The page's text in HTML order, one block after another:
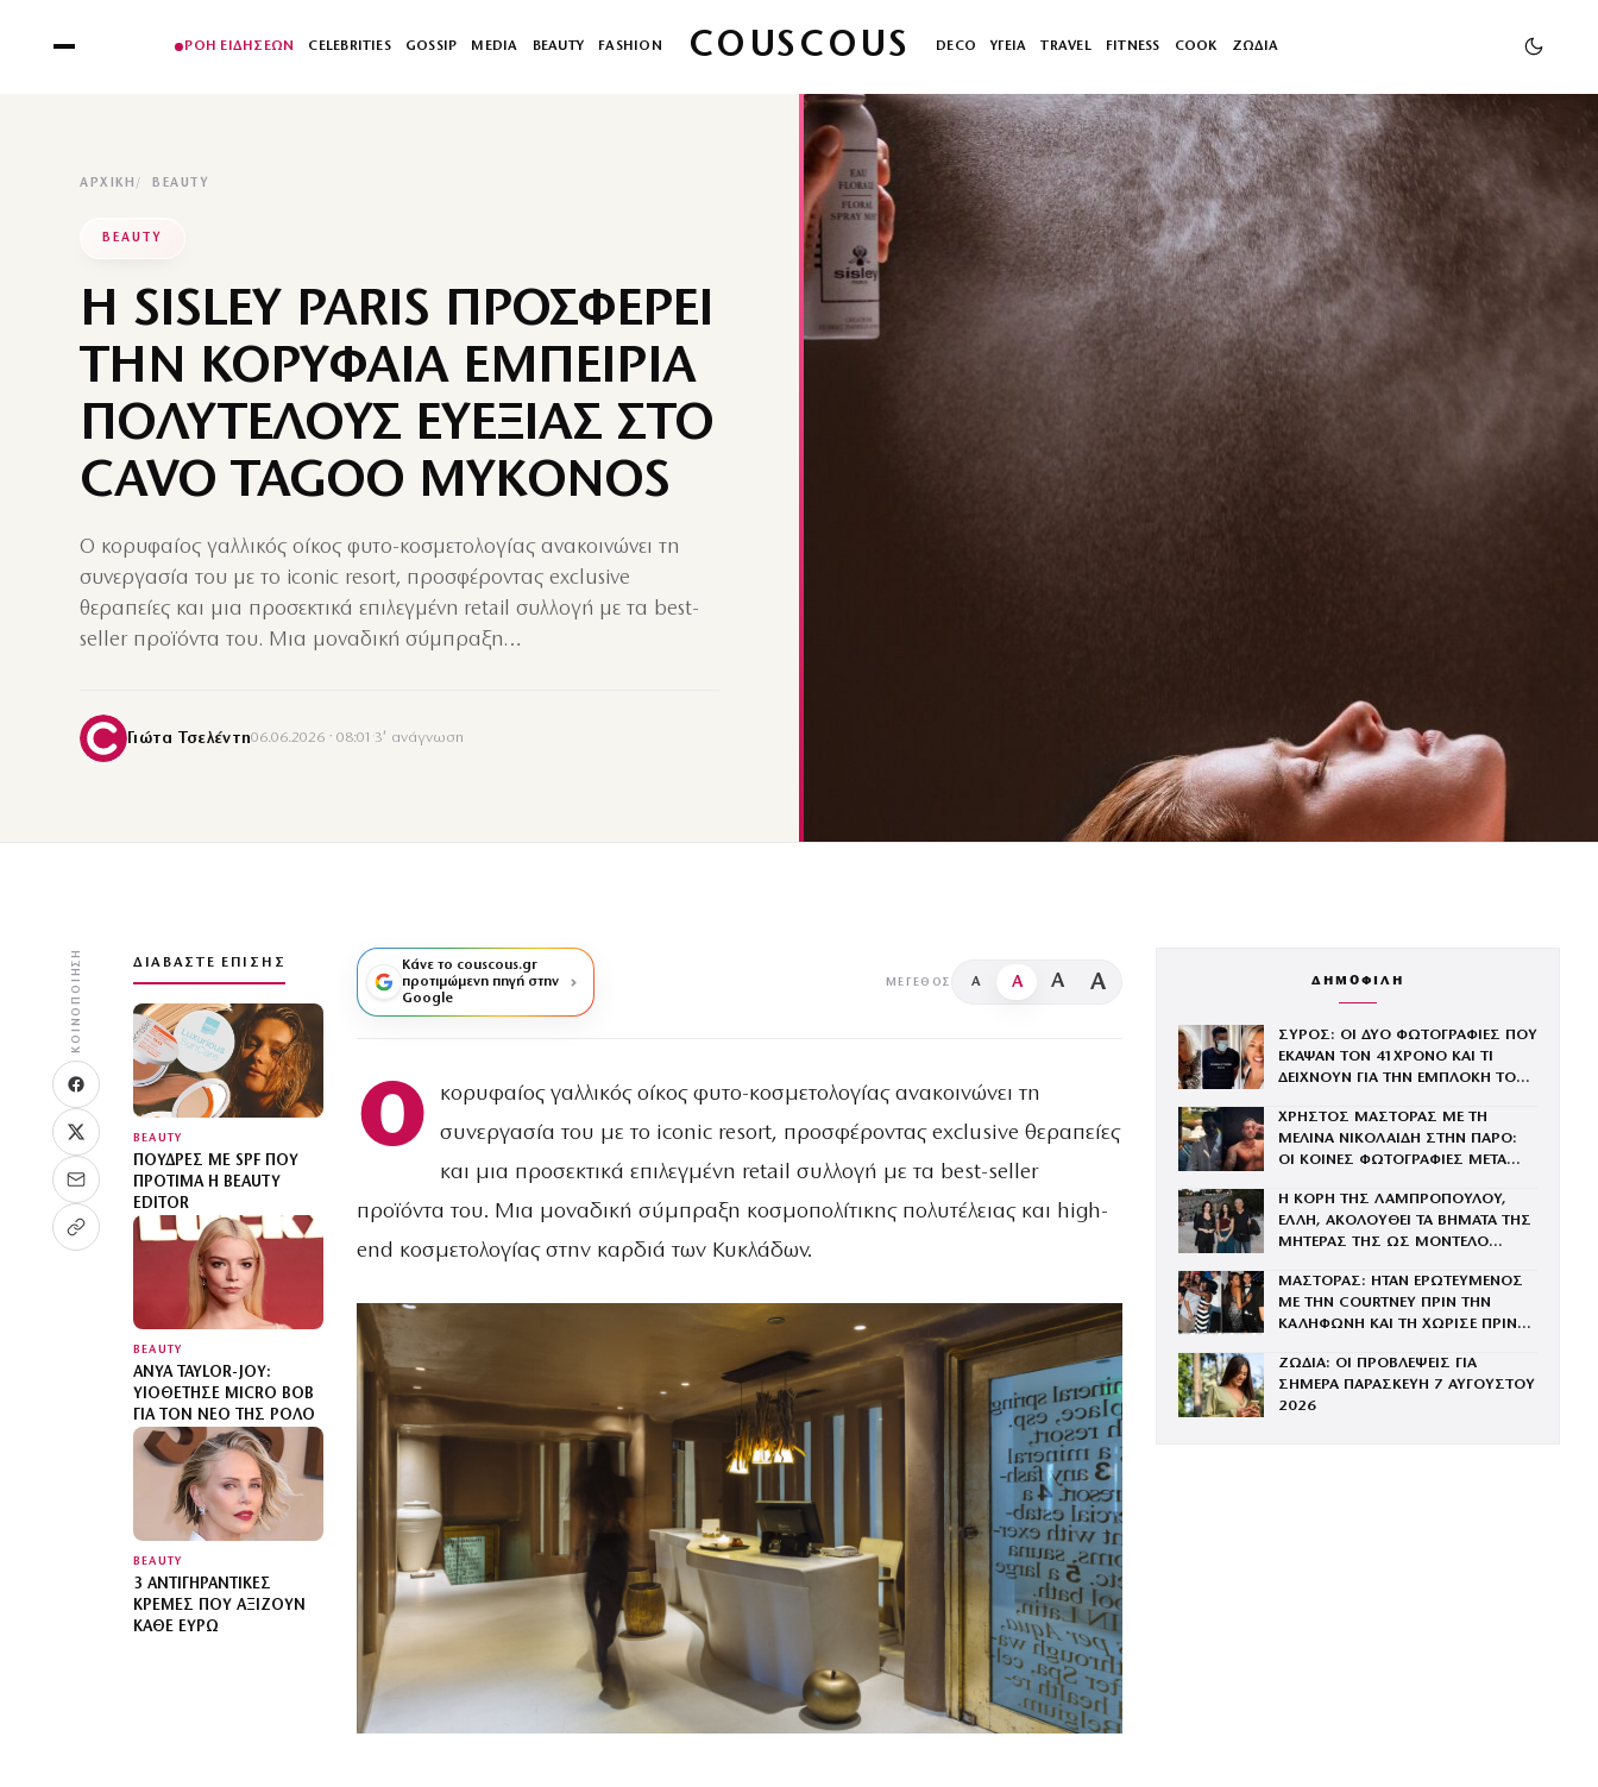
ΡΟΗ ΕΙΔΗΣΕΩΝ CELEBRITIES GOSSIP MEDIA BEAUTY FASHION COUSCOUS DECO ΥΓΕΙΑ TRAVEL FITNESS COOK ΖΩΔΙΑ
ΑΡΧΙΚΉ BEAUTY
BEAUTY
Η SISLEY PARIS ΠΡΟΣΦΕΡΕΙ
ΤΗΝ ΚΟΡΥΦΑΙΑ ΕΜΠΕΙΡΙΑ
ΠΟΛΥΤΕΛΟΥΣ ΕΥΕΞΙΑΣ ΣΤΟ
CAVO TAGOO MYKONOS
Ο κορυφαίος γαλλικός οίκος φυτο-κοσμετολογίας ανακοινώνει τη
συνεργασία του με το iconic resort, προσφέροντας exclusive
θεραπείες και μια προσεκτικά επιλεγμένη retail συλλογή με τα best-
seller προϊόντα του. Μια μοναδική σύμπραξη…
Γιώτα Τσελέντη06.06.2026 · 08:01 ·3′ ανάγνωση
ΚΟΙΝΟΠΟΊΗΣΗ ΔΙΑΒΆΣΤΕ ΕΠΊΣΗΣ
BEAUTY
ΠΟΎΔΡΕΣ ΜΕ SPF ΠΟΥ
ΠΡΟΤΙΜΆ Η BEAUTY
EDITOR
BEAUTY
ANYA TAYLOR-JOY:
ΥΙΟΘΈΤΗΣΕ MICRO BOB
ΓΙΑ ΤΟΝ ΝΈΟ ΤΗΣ ΡΌΛΟ
BEAUTY
3 ΑΝΤΙΓΗΡΑΝΤΙΚΈΣ
ΚΡΈΜΕΣ ΠΟΥ ΑΞΊΖΟΥΝ
ΚΆΘΕ ΕΥΡΏ
Κάνε το couscous.gr
προτιμώμενη πηγή στην
Google
ΜΈΓΕΘΟΣ A A A A
Ο
κορυφαίος γαλλικός οίκος φυτο-κοσμετολογίας ανακοινώνει τη
συνεργασία του με το iconic resort, προσφέροντας exclusive θεραπείες
και μια προσεκτικά επιλεγμένη retail συλλογή με τα best-seller
προϊόντα του. Μια μοναδική σύμπραξη κοσμοπολίτικης πολυτέλειας και high-
end κοσμετολογίας στην καρδιά των Κυκλάδων.
ΔΗΜΟΦΙΛΗ
ΣΥΡΟΣ: ΟΙ ΔΥΟ ΦΩΤΟΓΡΑΦΙΕΣ ΠΟΥ
ΕΚΑΨΑΝ ΤΟΝ 41ΧΡΟΝΟ ΚΑΙ ΤΙ
ΔΕΙΧΝΟΥΝ ΓΙΑ ΤΗΝ ΕΜΠΛΟΚΗ ΤΟΥ
ΧΡΗΣΤΟΣ ΜΑΣΤΟΡΑΣ ΜΕ ΤΗ
ΜΕΛΙΝΑ ΝΙΚΟΛΑΙΔΗ ΣΤΗΝ ΠΑΡΟ:
ΟΙ ΚΟΙΝΕΣ ΦΩΤΟΓΡΑΦΙΕΣ ΜΕΤΑ
ΓΑΡΥΦΑΛΙΑ
Η ΚΟΡΗ ΤΗΣ ΛΑΜΠΡΟΠΟΥΛΟΥ,
ΕΛΛΗ, ΑΚΟΛΟΥΘΕΙ ΤΑ ΒΗΜΑΤΑ ΤΗΣ
ΜΗΤΕΡΑΣ ΤΗΣ ΩΣ ΜΟΝΤΕΛΟ
ΜΑΣΤΟΡΑΣ: ΗΤΑΝ ΕΡΩΤΕΥΜΕΝΟΣ
ΜΕ ΤΗΝ COURTNEY ΠΡΙΝ ΤΗΝ
ΚΑΛΗΦΩΝΗ ΚΑΙ ΤΗ ΧΩΡΙΣΕ ΠΡΙΝ
ΖΩΔΙΑ: ΟΙ ΠΡΟΒΛΕΨΕΙΣ ΓΙΑ
ΣΗΜΕΡΑ ΠΑΡΑΣΚΕΥΗ 7 ΑΥΓΟΥΣΤΟΥ
2026